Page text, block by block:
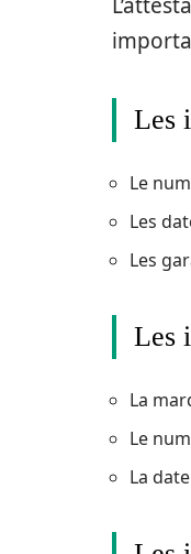
Les
Le
Les
Les
Les
La
Le
La